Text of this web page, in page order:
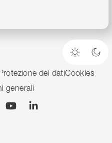
dei datiCookies
generali
YouTube